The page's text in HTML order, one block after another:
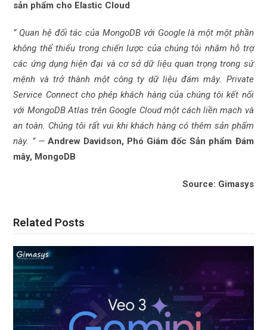
sản phẩm cho Elastic Cloud
” Quan hệ đối tác của MongoDB với Google là một một phần
không thể thiếu trong chiến lược của chúng tôi nhằm hỗ trợ
các ứng dụng hiện đại và cơ sở dữ liệu quan trọng trong sứ
mệnh và trở thành một công ty dữ liệu đám mây. Private
Service Connect cho phép khách hàng của chúng tôi kết nối
với MongoDB Atlas trên Google Cloud một cách liền mạch và
an toàn. Chúng tôi rất vui khi khách hàng có thêm sản phẩm
này. ” — Andrew Davidson, Phó Giám đốc Sản phẩm Đám
mây, MongoDB
Source: Gimasys
Related Posts